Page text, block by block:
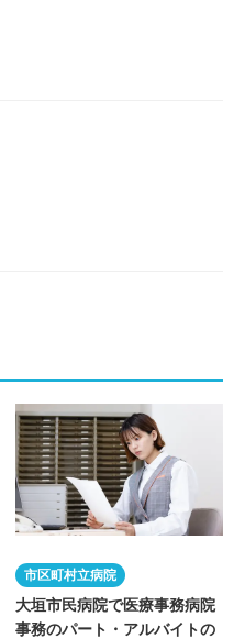
市区町村立病院
大垣市民病院で医療事務病院
事務のパート・アルバイトの